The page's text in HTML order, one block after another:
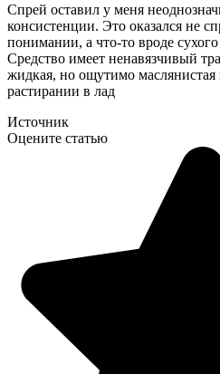
Спрей оставил у меня
консистенции. Это оказался не
понимании, а что-то вроде
Средство имеет ненавязчивый
жидкая, но ощутимо
растирании в лад
Источник
Оцените статью